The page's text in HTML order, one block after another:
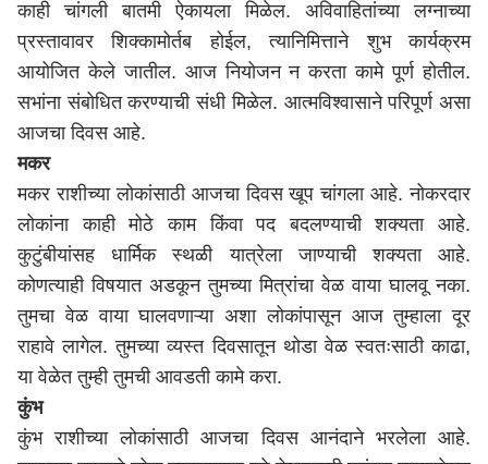
काही चांगली बातमी ऐकायला मिळेल. अविवाहितांच्या लग्नाच्या
प्रस्तावावर शिक्कामोर्तब होईल, त्यानिमित्ताने शुभ कार्यक्रम
आयोजित केले जातील. आज नियोजन न करता कामे पूर्ण होतील.
सभांना संबोधित करण्याची संधी मिळेल. आत्मविश्वासाने परिपूर्ण असा
आजचा दिवस आहे.
मकर
मकर राशीच्या लोकांसाठी आजचा दिवस खूप चांगला आहे. नोकरदार
लोकांना काही मोठे काम किंवा पद बदलण्याची शक्यता आहे.
कुटुंबीयांसह धार्मिक स्थळी यात्रेला जाण्याची शक्यता आहे.
कोणत्याही विषयात अडकून तुमच्या मित्रांचा वेळ वाया घालवू नका.
तुमचा वेळ वाया घालवणाऱ्या अशा लोकांपासून आज तुम्हाला दूर
राहावे लागेल. तुमच्या व्यस्त दिवसातून थोडा वेळ स्वतःसाठी काढा,
या वेळेत तुम्ही तुमची आवडती कामे करा.
कुंभ
कुंभ राशीच्या लोकांसाठी आजचा दिवस आनंदाने भरलेला आहे.